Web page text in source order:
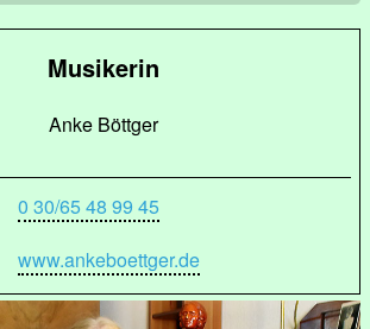
Musikerin
Anke Böttger
0 30/65 48 99 45
www.ankeboettger.de